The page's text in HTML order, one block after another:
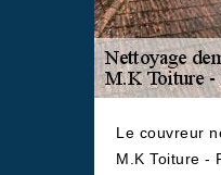
Le couvreur
M.K Toiture -